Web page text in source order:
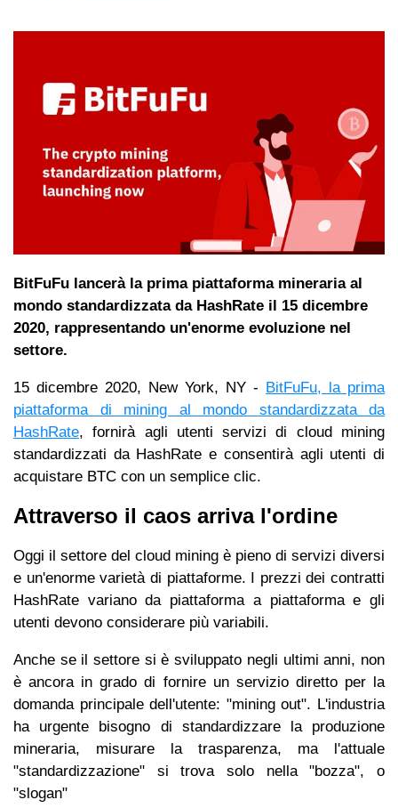
BitFuFu lancerà la prima piattaforma mineraria al
mondo standardizzata da HashRate il 15 dicembre
2020, rappresentando un'enorme evoluzione nel
settore.
15 dicembre 2020, New York, NY -
BitFuFu, la prima
piattaforma di mining al mondo standardizzata da
HashRate, fornirà agli utenti servizi di cloud mining
standardizzati da HashRate e consentirà agli utenti di
acquistare BTC con un semplice clic.
Attraverso il caos arriva l'ordine
Oggi il settore del cloud mining è pieno di servizi diversi
e un'enorme varietà di piattaforme. I prezzi dei contratti
HashRate variano da piattaforma a piattaforma e gli
utenti devono considerare più variabili.
Anche se il settore si è sviluppato negli ultimi anni, non
è ancora in grado di fornire un servizio diretto per la
domanda principale dell'utente: "mining out". L'industria
ha urgente bisogno di standardizzare la produzione
mineraria, misurare la trasparenza, ma l'attuale
"standardizzazione" si trova solo nella "bozza", o
"slogan"